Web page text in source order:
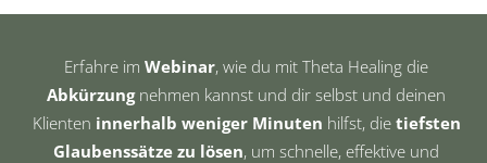
Erfahre im Webinar, wie du mit Theta Healing die
Abkürzungnehmen kannst und dir selbst und deinen
Klienten innerhalb weniger Minuten hilfst, dietiefsten
Glaubenssätze zu lösen, um schnelle, effektive und